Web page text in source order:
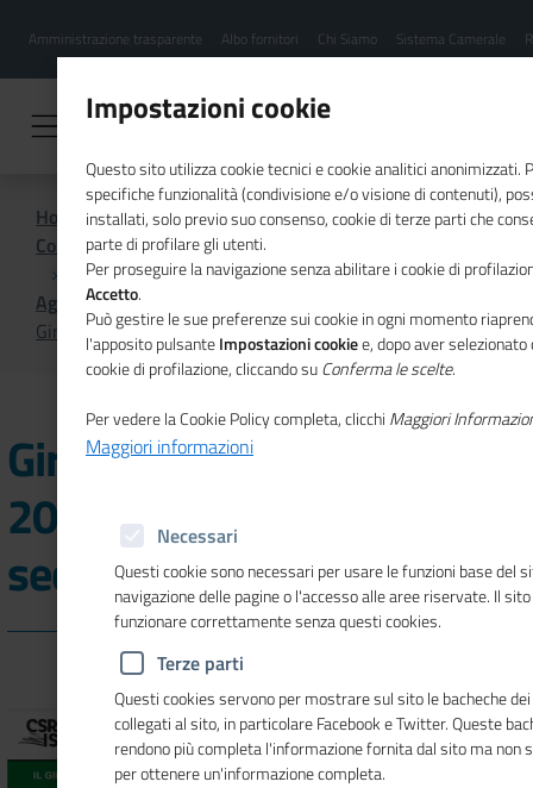
contenuto
Menu
hamburgher
Amministrazione trasparente Albo fornitori Chi Siamo Sistema Camerale
Home
Comunicazione istituzionale per il sistema camerale
Agenda
Giro d'Italia della CSR 2023, a Messina la seconda tappa
Giro d'Italia della CSR
2023, a Messina la
seconda tappa
Impostazioni cookie
Questo sito utilizza cookie tecnici e cookie analitici anonimizzati.
specifiche funzionalità (condivisione e/o visione di contenuti),
installati, solo previo suo consenso, cookie di terze parti che
parte di profilare gli utenti.
Per proseguire la navigazione senza abilitare i cookie di
Accetto.
Può gestire le sue preferenze sui cookie in ogni momento
l'apposito pulsanteImpostazioni cookiee, dopo aver
cookie di profilazione, cliccando suConferma le scelte.
Per vedere la Cookie Policy completa, clicchi Maggiori
Maggiori informazioni
Necessari
Questi cookie sono necessari per usare le funzioni base del
navigazione delle pagine o l'accesso alle aree riservate. Il
funzionare correttamente senza questi cookies.
Terze parti
Questi cookies servono per mostrare sul sito le bacheche
collegati al sito, in particolare Facebook e Twitter. Queste
rendono più completa l'informazione fornita dal sito ma non
per ottenere un'informazione completa.